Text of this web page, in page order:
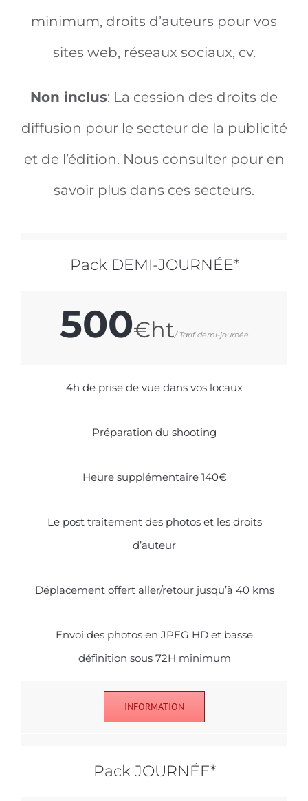
minimum, droits d’auteurs pour vos
sites web, réseaux sociaux, cv.
Non inclus: La cession des droits de
diffusion pour le secteur de la publicité
et de l’édition. Nous consulter pour en
savoir plus dans ces secteurs.
Pack DEMI-JOURNÉE*
500€ht/ Tarif demi-journée
4h de prise de vue dans vos locaux
Préparation du shooting
Heure supplémentaire 140€
Le post traitement des photos et les droits
d’auteur
Déplacement offert aller/retour jusqu’à 40 kms
Envoi des photos en JPEG HD et basse
définition sous 72H minimum
INFORMATION
Pack JOURNÉE*